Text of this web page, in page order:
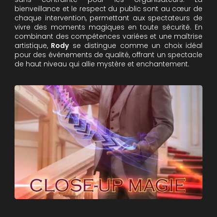
bienveillance et le respect du public sont au cœur de
chaque intervention, permettant aux spectateurs de
vivre des moments magiques en toute sécurité. En
combinant des compétences variées et une maîtrise
artistique, Rodyse distingue comme un choix idéal
pour des événements de qualité, offrant un spectacle
de haut niveau qui allie mystère et enchantement.